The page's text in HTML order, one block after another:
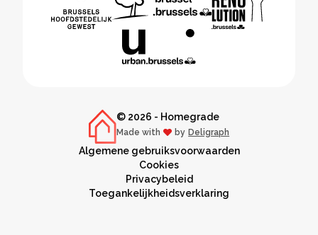
© 2026 - Homegrade
Made with love
by Deligraph
Algemene gebruiksvoorwaarden
Cookies
Privacybeleid
Toegankelijkheidsverklaring